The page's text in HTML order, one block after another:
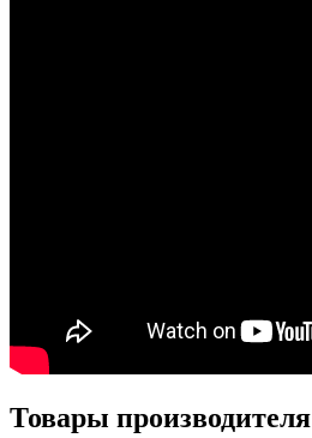
Товары производителя